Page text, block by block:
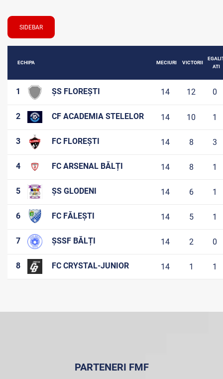
SIDEBAR
ECHIPA MECIURI VICTORII
ATI
1 ȘS FLOREȘTI 14 12 0
2 CF ACADEMIA STELELOR 14 10 1
3 FC FLOREȘTI 14 8 3
4 FC ARSENAL BĂLȚI 14 8 1
5 ȘS GLODENI 14 6 1
6 FC FĂLEȘTI 14 5 1
7 ȘSSF BĂLȚI 14 2 0
8 FC CRYSTAL-JUNIOR 14 1 1
PARTENERI FMF